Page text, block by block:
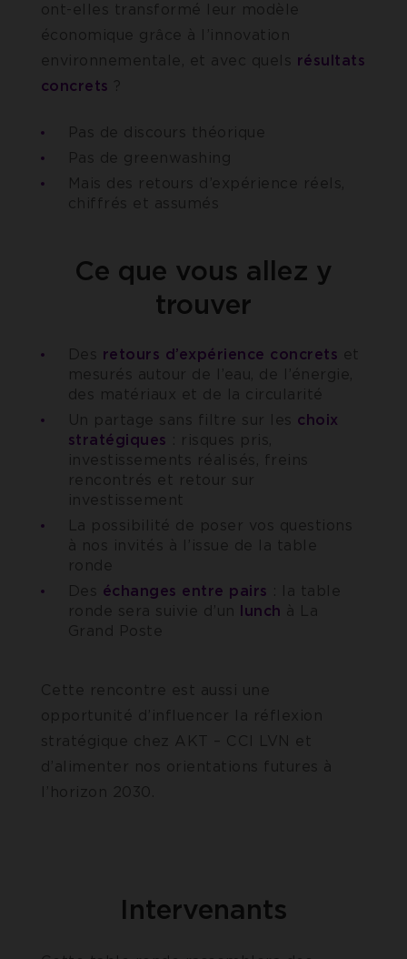
ont-elles transformé leur modèle
économique grâce à l’innovation
environnementale, et avec quels résultats
concrets ?
Pas de discours théorique
Pas de greenwashing
Mais des retours d’expérience réels,
chiffrés et assumés
Ce que vous allez y
trouver
Des retours d’expérience concrets et
mesurés autour de l’eau, de l’énergie,
des matériaux et de la circularité
Un partage sans filtre sur les choix
stratégiques : risques pris,
investissements réalisés, freins
rencontrés et retour sur
investissement
La possibilité de poser vos questions
à nos invités à l’issue de la table
ronde
Des échanges entre pairs : la table
ronde sera suivie d’un lunch à La
Grand Poste
Cette rencontre est aussi une
opportunité d’influencer la réflexion
stratégique chez AKT – CCI LVN et
d’alimenter nos orientations futures à
l’horizon 2030.
Intervenants